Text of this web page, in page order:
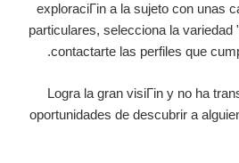
exploraciГіn a la sujeto con unas
particulares, selecciona la
contactarte las perfiles que
Logra la gran visiГіn y no ha
oportunidades de descubrir a